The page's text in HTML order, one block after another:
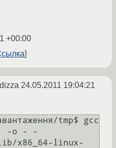
+00:00
24.05.2011 19:04:21
tmp$ gcc
-o - -
x86_64-linux-